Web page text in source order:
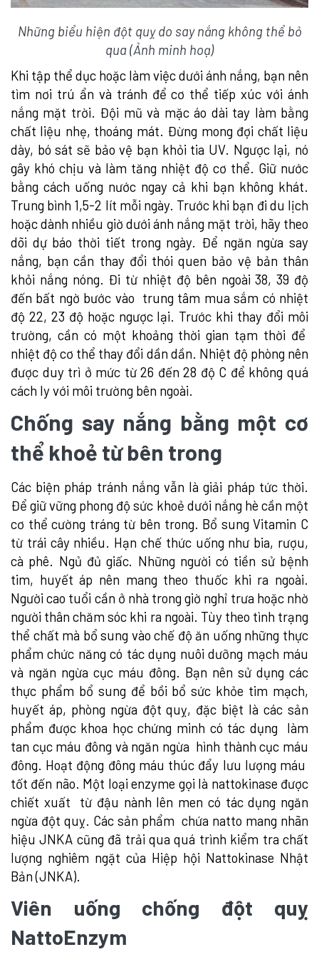
Những biểu hiện đột quỵ do say nắng không thể bỏ
qua (Ảnh minh hoạ)
Khi tập thể dục hoặc làm việc dưới ánh nắng, bạn nên
tìm nơi trú ẩn và tránh để cơ thể tiếp xúc với ánh
nắng mặt trời. Đội mũ và mặc áo dài tay làm bằng
chất liệu nhẹ, thoáng mát. Đừng mong đợi chất liệu
dày, bó sát sẽ bảo vệ bạn khỏi tia UV. Ngược lại, nó
gây khó chịu và làm tăng nhiệt độ cơ thể. Giữ nước
bằng cách uống nước ngay cả khi bạn không khát.
Trung bình 1,5-2 lít mỗi ngày. Trước khi bạn đi du lịch
hoặc dành nhiều giờ dưới ánh nắng mặt trời, hãy theo
dõi dự báo thời tiết trong ngày. Để ngăn ngừa say
nắng, bạn cần thay đổi thói quen bảo vệ bản thân
khỏi nắng nóng. Đi từ nhiệt độ bên ngoài 38, 39 độ
đến bất ngờ bước vào trung tâm mua sắm có nhiệt
độ 22, 23 độ hoặc ngược lại. Trước khi thay đổi môi
trường, cần có một khoảng thời gian tạm thời để
nhiệt độ cơ thể thay đổi dần dần. Nhiệt độ phòng nên
được duy trì ở mức từ 26 đến 28 độ C để không quá
cách ly với môi trường bên ngoài.
Chống say nắng bằng một cơ
thể khoẻ từ bên trong
Các biện pháp tránh nắng vẫn là giải pháp tức thời.
Để giữ vững phong độ sức khoẻ dưới nắng hè cần một
cơ thể cường tráng từ bên trong. Bổ sung Vitamin C
từ trái cây nhiều. Hạn chế thức uống như bia, rượu,
cà phê. Ngủ đủ giấc. Những người có tiền sử bệnh
tim, huyết áp nên mang theo thuốc khi ra ngoài.
Người cao tuổi cần ở nhà trong giờ nghỉ trưa hoặc nhờ
người thân chăm sóc khi ra ngoài. Tùy theo tình trạng
thể chất mà bổ sung vào chế độ ăn uống những thực
phẩm chức năng có tác dụng nuôi dưỡng mạch máu
và ngăn ngừa cục máu đông. Bạn nên sử dụng các
thực phẩm bổ sung để bồi bổ sức khỏe tim mạch,
huyết áp, phòng ngừa đột quỵ, đặc biệt là các sản
phẩm được khoa học chứng minh có tác dụng làm
tan cục máu đông và ngăn ngừa hình thành cục máu
đông. Hoạt động đông máu thúc đẩy lưu lượng máu
tốt đến não. Một loại enzyme gọi là nattokinase được
chiết xuất từ ​​​​đậu nành lên men có tác dụng ngăn
ngừa đột quỵ. Các sản phẩm chứa natto mang nhãn
hiệu JNKA cũng đã trải qua quá trình kiểm tra chất
lượng nghiêm ngặt của Hiệp hội Nattokinase Nhật
Bản (JNKA).
Viên uống chống đột quỵ
NattoEnzym